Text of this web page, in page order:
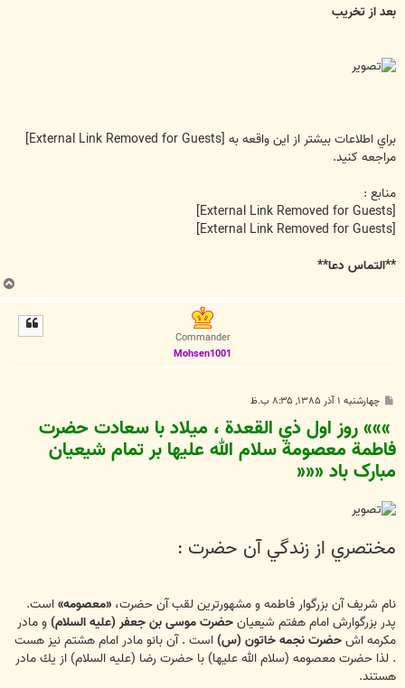
بعد از تخريب
براي اطلاعات بيشتر از اين واقعه به
مراجعه کنيد.
منابع :
**التماس دعا**
ب
ا
Commander
Mohsen1001
پ
ت
چهارشنبه ۱ آذر ۱۳۸۵, ۸:۳۵ ب.ظ
»»» روز اول ذي القعدة ، ميلاد با سعادت حضرت
فاطمة معصومة سلام الله عليها بر تمام شيعيان
مبارک باد «««
مختصري از زندگي آن حضرت :
نام شريف آن بزرگوار فاطمه و مشهورترين لقب آن حضرت، «معصومه»است.
پدر بزرگوارش امام هفتم شيعيانحضرت موسى بن جعفر (عليه السلام)و مادر
مكرمه اشحضرت نجمه خاتون (س)است . آن بانو مادر امام هشتم نيز هست
. لذا حضرت معصومه (سلام الله عليها) با حضرت رضا (عليه السلام) از يك مادر
هستند.